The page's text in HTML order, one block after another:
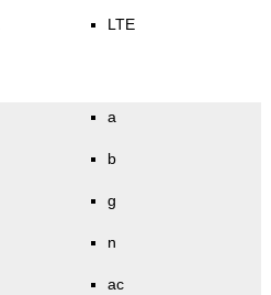
LTE
a
b
g
n
ac